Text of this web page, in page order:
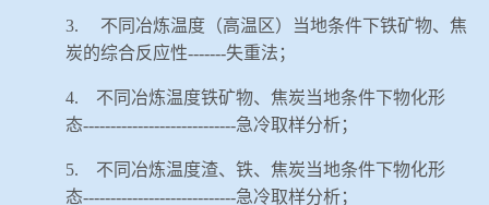
3. 不同冶炼温度（高温区）当地条件下铁矿物、焦
炭的综合反应性-------失重法；
4. 不同冶炼温度铁矿物、焦炭当地条件下物化形
态----------------------------急冷取样分析；
5. 不同冶炼温度渣、铁、焦炭当地条件下物化形
态----------------------------急冷取样分析；